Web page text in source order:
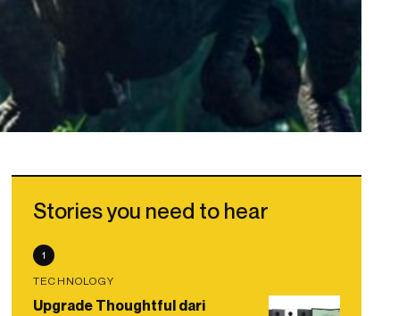
Stories you need to hear
1
TECHNOLOGY
Upgrade Thoughtful dari